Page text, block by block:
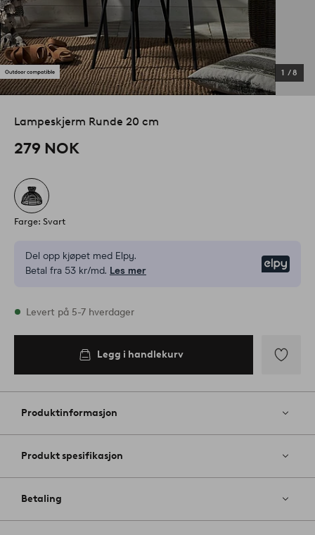
1 /8
Lampeskjerm Runde 20 cm
279 NOK
Farge: Svart
Del opp kjøpet med Elpy.
Betal fra 53 kr/md. Les mer
På lager
Levert på 5-7 hverdager
Legg i handlekurv
til
Produktinformasjon
Produkt spesifikasjon
Betaling